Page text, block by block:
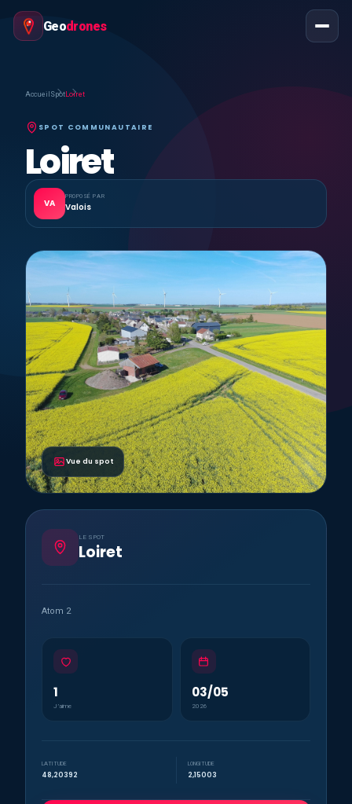
Geodrones
Accueil SpotLoiret
SPOT COMMUNAUTAIRE
Loiret
VA
PROPOSÉ PAR
Valois
Vue du spot
LE SPOT
Loiret
Atom 2
1
J’aime
03/05
2026
LATITUDE
48,20392
LONGITUDE
2,15003